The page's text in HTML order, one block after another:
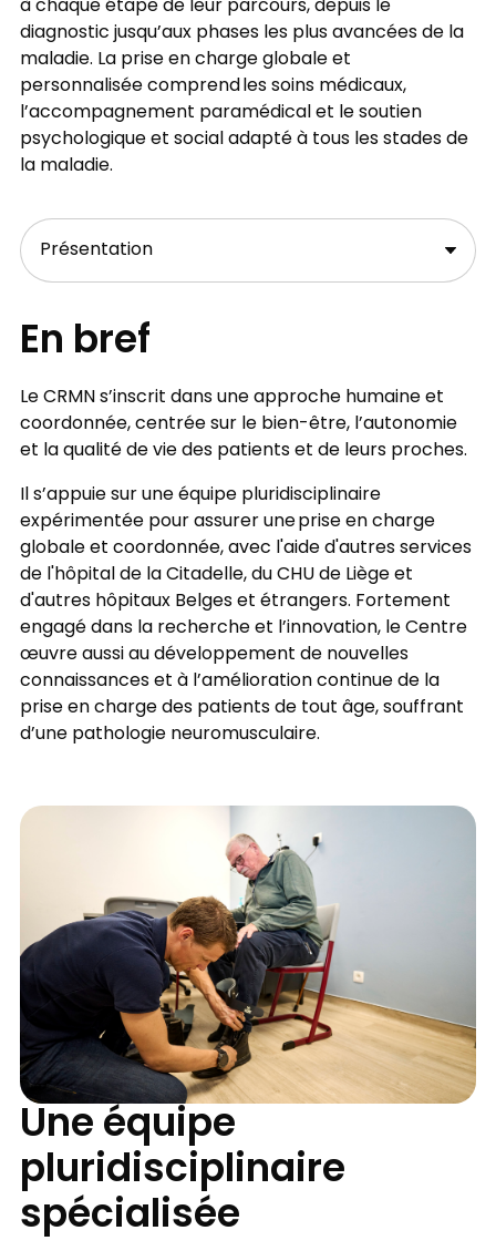
à chaque étape de leur parcours, depuis le
diagnostic jusqu’aux phases les plus avancées de la
maladie. La prise en charge globale et
personnalisée comprend les soins médicaux,
l’accompagnement paramédical et le soutien
psychologique et social adapté à tous les stades de
la maladie.
En bref
Le CRMN s’inscrit dans une approche humaine et
coordonnée, centrée sur le bien-être, l’autonomie
et la qualité de vie des patients et de leurs proches.
Il s’appuie sur une équipe pluridisciplinaire
expérimentée pour assurer une prise en charge
globale et coordonnée, avec l'aide d'autres services
de l'hôpital de la Citadelle, du CHU de Liège et
d'autres hôpitaux Belges et étrangers. Fortement
engagé dans la recherche et l’innovation, le Centre
œuvre aussi au développement de nouvelles
connaissances et à l’amélioration continue de la
prise en charge des patients de tout âge, souffrant
d’une pathologie neuromusculaire.
Une équipe
pluridisciplinaire
spécialisée